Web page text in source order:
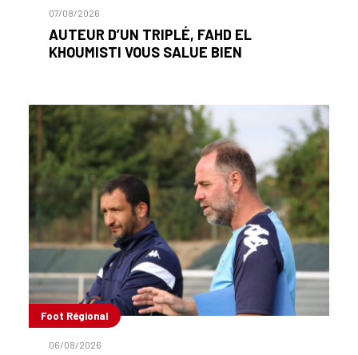
07/08/2026
AUTEUR D’UN TRIPLÉ, FAHD EL
KHOUMISTI VOUS SALUE BIEN
Foot Régional
06/08/2026